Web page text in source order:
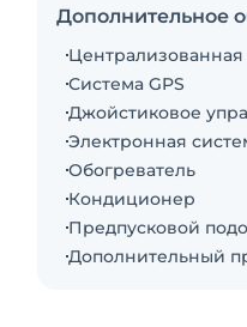
одним из лучших —
Самая длинная
чрезвычайно
повышает гибкость
расходы, так как
использовать там,
осный кран с
Значит, эта мощная
Дополнительное
Централизованная
Система GPS
Джойстиковое
Электронная
Обогреватель
Кондиционер
Предпусковой
Дополнительный